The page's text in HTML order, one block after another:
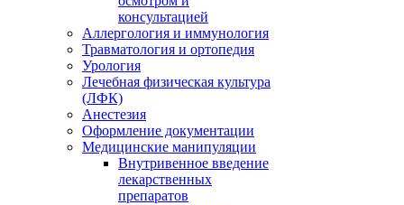
консультацией
Аллергология и иммунология
Травматология и ортопедия
Урология
Лечебная физическая культура
(ЛФК)
Анестезия
Оформление документации
Медицинские манипуляции
Внутривенное введение
лекарственных
препаратов